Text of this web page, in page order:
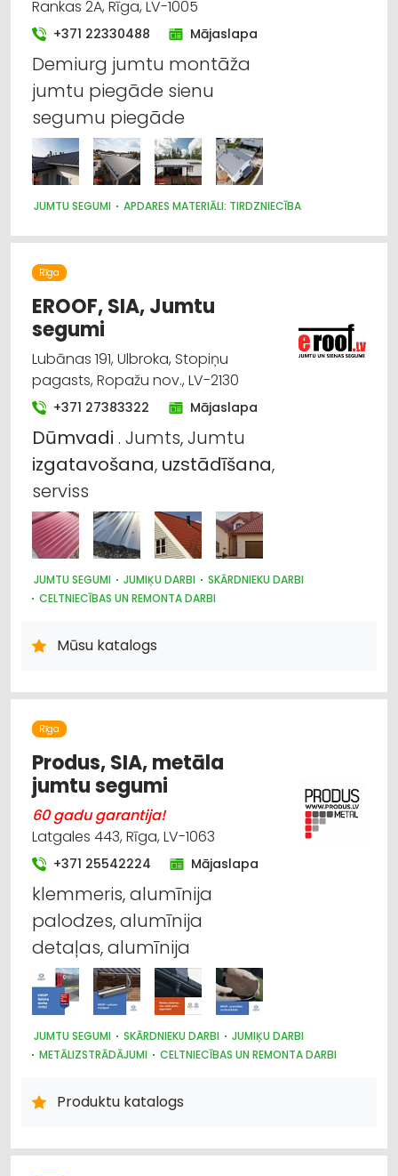
Rankas 2A, Rīga, LV-1005
+371 22330488 Mājaslapa
Demiurg jumtu montāža
jumtu piegāde sienu
segumu piegāde
JUMTU SEGUMI APDARES MATERIĀLI: TIRDZNIECĪBA
Rīga
EROOF, SIA, Jumtu
segumi
Lubānas 191, Ulbroka, Stopiņu
pagasts, Ropažu nov., LV-2130
+371 27383322 Mājaslapa
Dūmvadi . Jumts, Jumtu
izgatavošana, uzstādīšana,
serviss
JUMTU SEGUMI JUMIĶU DARBI
SKĀRDNIEKU DARBI
CELTNIECĪBAS UN REMONTA DARBI
DŪMVADI, TO IZGATAVOŠANA, UZSTĀDĪŠANA
METĀLIZSTRĀDĀJUMI
Mūsu katalogs
Rīga
Produs, SIA, metāla
jumtu segumi
60 gadu garantija!
Latgales 443, Rīga, LV-1063
+371 25542224 Mājaslapa
klemmeris, alumīnija
palodzes, alumīnija
detaļas, alumīnija
JUMTU SEGUMI SKĀRDNIEKU DARBI
JUMIĶU DARBI
METĀLIZSTRĀDĀJUMI
CELTNIECĪBAS UN REMONTA DARBI
BŪVMATERIĀLU, BŪVKONSTRUKCIJU TIRDZNIECĪBA
DŪMVADI, TO IZGATAVOŠANA, UZSTĀDĪŠANA
Produktu katalogs